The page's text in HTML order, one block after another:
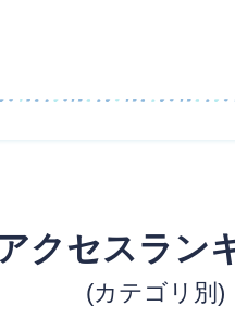
クセスラン
(カテゴリ別)